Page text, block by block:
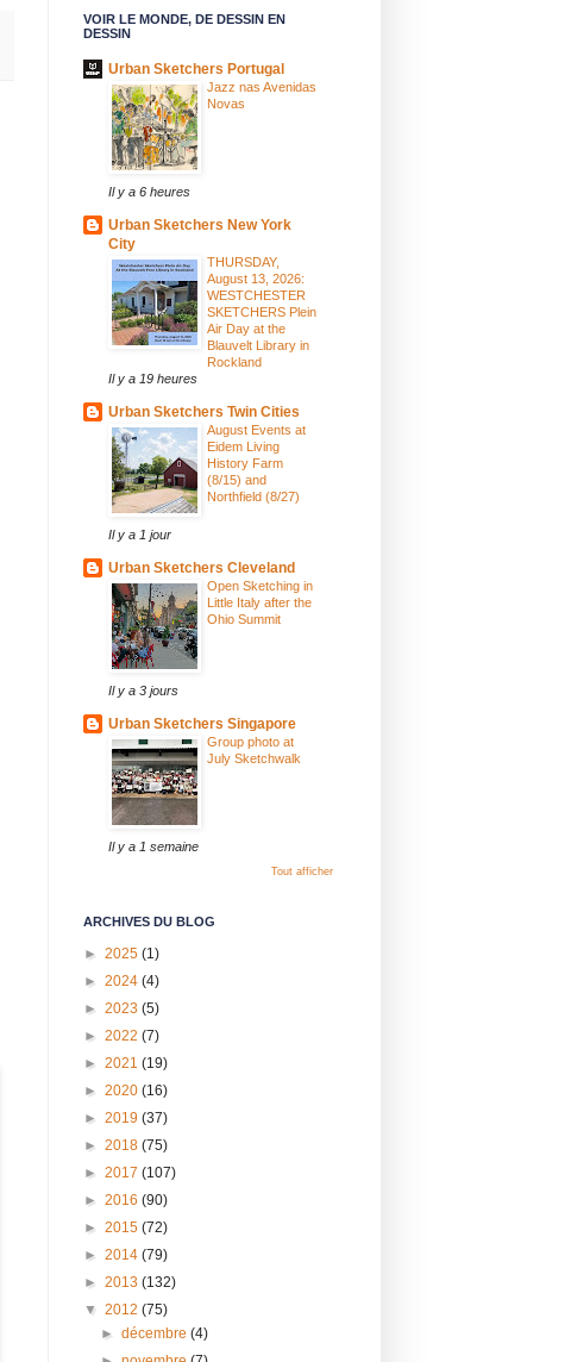
VOIR LE MONDE, DE DESSIN EN
DESSIN
Urban Sketchers Portugal
Jazz nas Avenidas
Novas
Il y a 6 heures
Urban Sketchers New York
City
THURSDAY,
August 13, 2026:
WESTCHESTER
SKETCHERS Plein
Air Day at the
Blauvelt Library in
Rockland
Il y a 19 heures
Urban Sketchers Twin Cities
August Events at
Eidem Living
History Farm
(8/15) and
Northfield (8/27)
Il y a 1 jour
Urban Sketchers Cleveland
Open Sketching in
Little Italy after the
Ohio Summit
Il y a 3 jours
Urban Sketchers Singapore
Group photo at
July Sketchwalk
Il y a 1 semaine
Tout afficher
ARCHIVES DU BLOG
► 2025 (1)
► 2024 (4)
► 2023 (5)
► 2022 (7)
► 2021 (19)
► 2020 (16)
► 2019 (37)
► 2018 (75)
► 2017 (107)
► 2016 (90)
► 2015 (72)
► 2014 (79)
► 2013 (132)
▼ 2012 (75)
►décembre(4)